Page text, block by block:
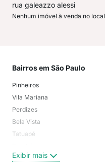
rua galeazzo alessi
Nenhum imóvel à venda no local
Bairros em São Paulo
Pinheiros
Vila Mariana
Perdizes
Bela Vista
Tatuapé
Centro
Exibir mais